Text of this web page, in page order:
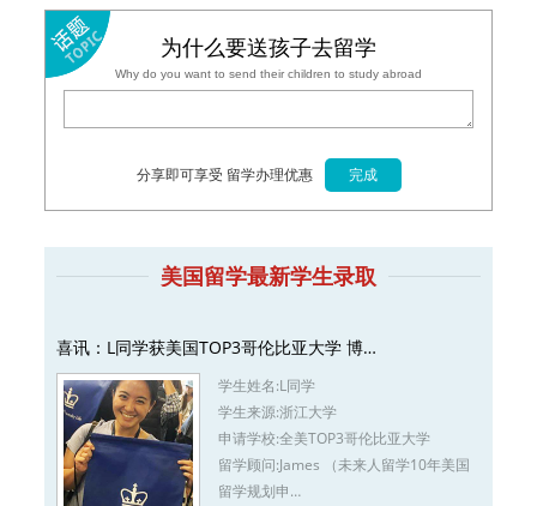
为什么要送孩子去留学
Why do you want to send their children to study abroad
分享即可享受 留学办理优惠
美国留学最新学生录取
喜讯：L同学获美国TOP3哥伦比亚大学 博…
学生姓名:L同学
学生来源:浙江大学
申请学校:全美TOP3哥伦比亚大学
留学顾问:James （未来人留学10年美国
留学规划申…